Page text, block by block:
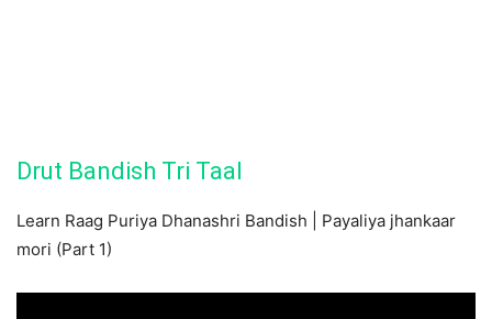
Drut Bandish Tri Taal
Learn Raag Puriya Dhanashri Bandish | Payaliya jhankaar
mori (Part 1)